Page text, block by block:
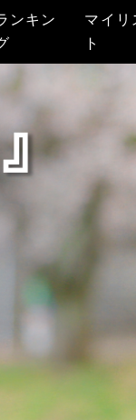
ンキン
マイリ
ト